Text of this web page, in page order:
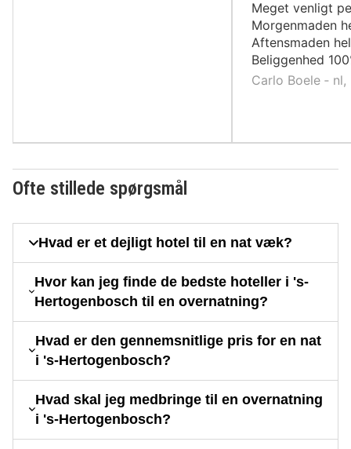
10,
Meget venligt
Morgenmaden
Aftensmaden
Beliggenhed
Carlo Boele ‐
Ofte stillede spørgsmål
Hvad er et dejligt hotel til en nat væk?
Hvor kan jeg finde de bedste hoteller i 's-
Hertogenbosch til en overnatning?
Hvad er den gennemsnitlige pris for en nat
i 's-Hertogenbosch?
Hvad skal jeg medbringe til en overnatning
i 's-Hertogenbosch?